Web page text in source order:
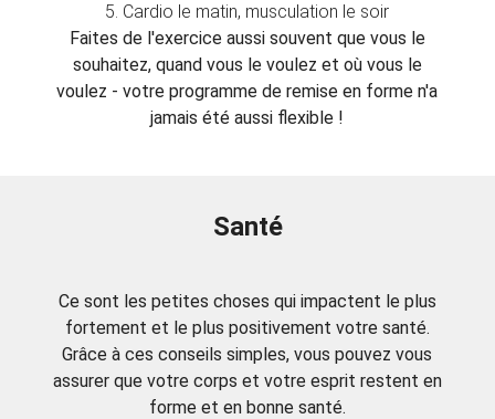
5. Cardio le matin, musculation le soir
Faites de l'exercice aussi souvent que vous le
souhaitez, quand vous le voulez et où vous le
voulez - votre programme de remise en forme n'a
jamais été aussi flexible !
Santé
Ce sont les petites choses qui impactent le plus
fortement et le plus positivement votre santé.
Grâce à ces conseils simples, vous pouvez vous
assurer que votre corps et votre esprit restent en
forme et en bonne santé.